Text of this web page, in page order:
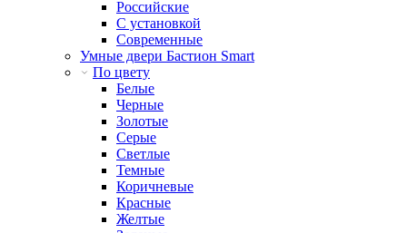
Российские
С установкой
Современные
Умные двери Бастион Smart
По цвету
Белые
Черные
Золотые
Серые
Светлые
Темные
Коричневые
Красные
Желтые